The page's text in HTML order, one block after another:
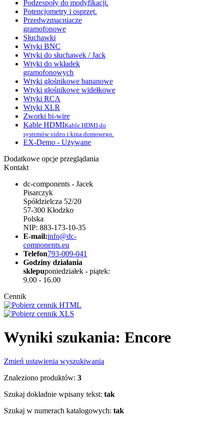
Podzespoły do modyfikacji.
Potencjometry i osprzęt.
Przedwzmacniacze
gramofonowe
Słuchawki
Wtyki BNC
Wtyki do słuchawek / Jack
Wtyki do wkładek
gramofonowych
Wtyki głośnikowe bananowe
Wtyki głośnikowe widełkowe
Wtyki RCA
Wtyki XLR
Zworki bi-wire
Kable HDMIKable HDMI do
systemów video i kina domowego.
EX-Demo - Używane
Dodatkowe opcje przeglądania
Kontakt
dc-components - Jacek
Pisarczyk
Spółdzielcza 52/20
57-300 Kłodzko
Polska
NIP: 883-173-10-35
E-mail:info@dc-
components.eu
Telefon793-009-041
Godziny działania
sklepuponiedziałek - piątek:
9.00 - 16.00
Cennik
Wyniki szukania: Encore
Zmień ustawienia wyszukiwania
Znaleziono produktów: 3
Szukaj dokładnie wpisany tekst: tak
Szukaj w numerach katalogowych: tak